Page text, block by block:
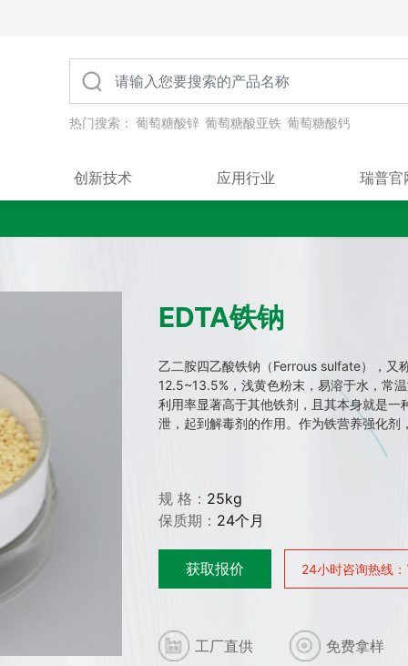
热门搜索： 葡萄糖酸锌 葡萄糖酸亚铁 葡萄糖酸钙
创新技术 应用行业 瑞普官
EDTA铁钠
乙二胺四乙酸铁钠（Ferrous sulfate），又
12.5~13.5%，浅黄色粉末，易溶于水，常
利用率显著高于其他铁剂，且其本身就是
泄，起到解毒剂的作用。作为铁营养强化剂
规 格： 25kg
保质期： 24个月
获取报价 24小时咨询热线：
工厂直供 免费拿样